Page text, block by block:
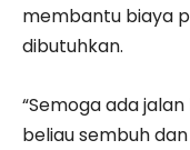
membantu biaya
dibutuhkan.
“Semoga ada
beliau sembuh